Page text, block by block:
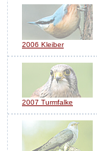
2006 Kleiber
2007 Turmfalke